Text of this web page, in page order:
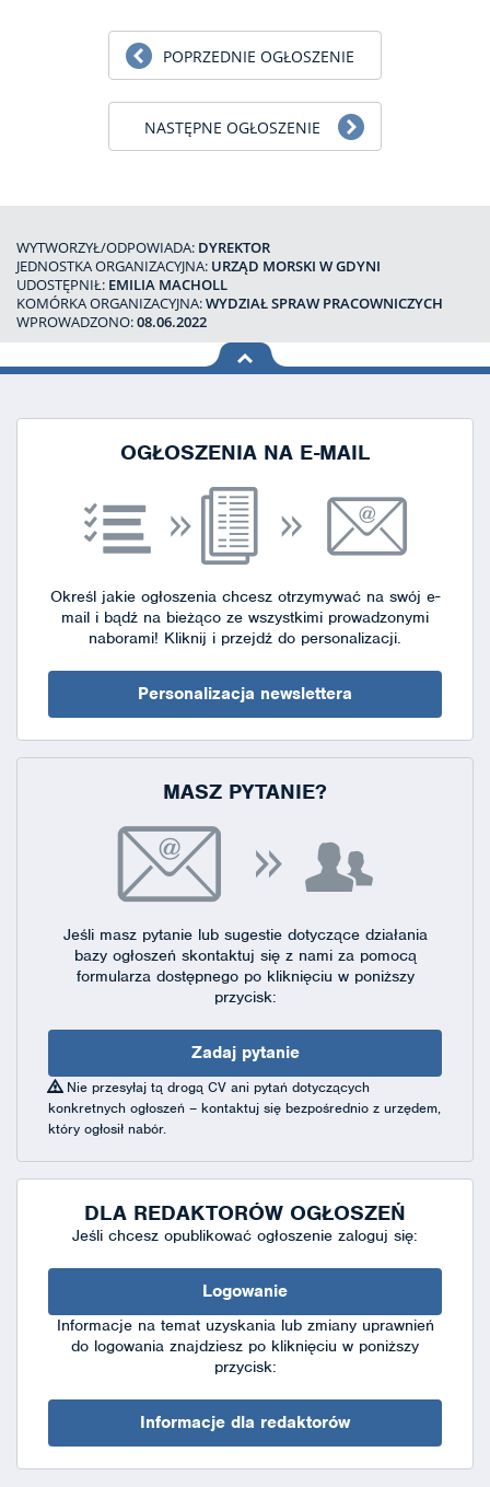
POPRZEDNIE OGŁOSZENIE
NASTĘPNE OGŁOSZENIE
WYTWORZYŁ/ODPOWIADA: DYREKTOR
JEDNOSTKA ORGANIZACYJNA: URZĄD MORSKI W GDYNI
UDOSTĘPNIŁ: EMILIA MACHOLL
KOMÓRKA ORGANIZACYJNA:WYDZIAŁ SPRAW PRACOWNICZYCH
WPROWADZONO:08.06.2022
na górę
OGŁOSZENIA NA E-MAIL
Określ jakie ogłoszenia chcesz otrzymywać na swój e-
mail i bądź na bieżąco ze wszystkimi prowadzonymi
naborami! Kliknij i przejdź do personalizacji.
Personalizacja newslettera
MASZ PYTANIE?
Jeśli masz pytanie lub sugestie dotyczące działania
bazy ogłoszeń skontaktuj się z nami za pomocą
formularza dostępnegopo kliknięciu w poniższy
przycisk:
Zadaj pytanie
Nie przesyłaj tą drogą CV ani pytań dotyczących
konkretnych ogłoszeń – kontaktuj się bezpośrednio z urzędem,
który ogłosił nabór.
DLA REDAKTORÓW OGŁOSZEŃ
Jeśli chcesz opublikować ogłoszenie zaloguj się:
Logowanie
Informacje na temat uzyskania lub zmiany uprawnień
do logowania znajdziesz po kliknięciu w poniższy
przycisk:
Informacje dla redaktorów